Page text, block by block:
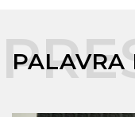
PALAVRA